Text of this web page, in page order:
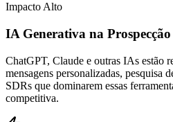
Impacto Alto
IA Generativa na Prospecção
ChatGPT, Claude e outras IAs estão
mensagens personalizadas, pesquisa
SDRs que dominarem essas
competitiva.